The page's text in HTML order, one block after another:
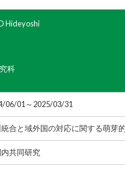
Hideyoshi
科
06/01～2025/03/31
合と域外国の対応に関する萌芽
共同研究